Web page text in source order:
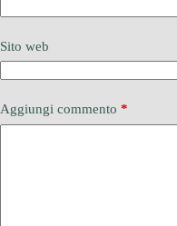
Sito web
Aggiungi commento *